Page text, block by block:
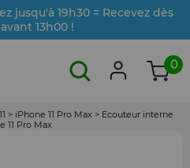
jusqu'à 19h30 = Recevez dès
13h00 !
0
> iPhone 11 Pro Max > Ecouteur interne
11 Pro Max